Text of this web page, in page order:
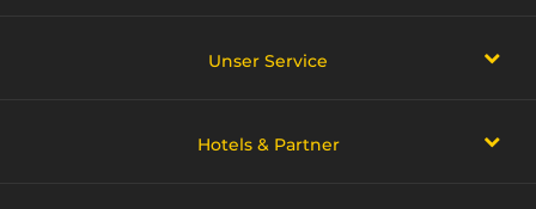
Unser Service
Hotels & Partner